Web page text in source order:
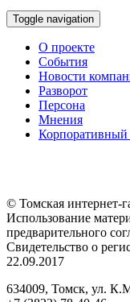
Toggle navigation
О проекте
События
Новости
Разворот
Персона
Мнения
Корпоративный
© Томская интернет-
Использование
предварительного
Свидетельство о
22.09.2017
634009, Томск, ул.